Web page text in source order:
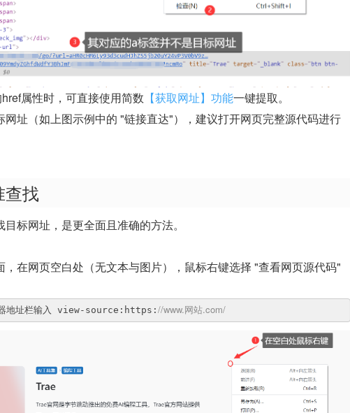
属性时，可直接使用简数 【获取网址】功能一键提取。
网址（如上图示例中的 "链接直达"），建议打开网页完整源代码进行
查找
标网址，是更全面且准确的方法。
，在网页空白处（无文本与图片），鼠标右键选择 "查看网页源代码"
器地址栏输入 view-source:https: //www.网站.com/